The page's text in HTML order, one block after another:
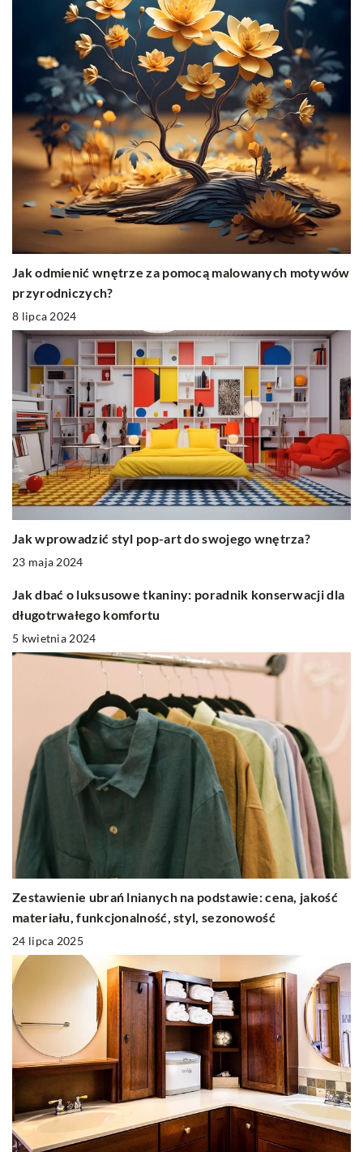
Jak odmienić wnętrze za pomocą malowanych motywów
przyrodniczych?
8 lipca 2024
Jak wprowadzić styl pop-art do swojego wnętrza?
23 maja 2024
Jak dbać o luksusowe tkaniny: poradnik konserwacji dla
długotrwałego komfortu
5 kwietnia 2024
Zestawienie ubrań lnianych na podstawie: cena, jakość
materiału, funkcjonalność, styl, sezonowość
24 lipca 2025